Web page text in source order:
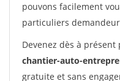
pouvons facilement
particuliers
Devenez dès à
chantier-auto-
gratuite et sans